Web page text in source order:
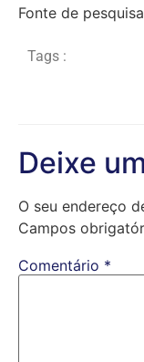
Fonte de
Tags :
Deixe
O seu endereço
Campos
Comentário *